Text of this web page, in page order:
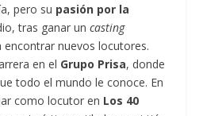
pero su pasión por la
tras ganar uncasting
encontrar nuevos locutores.
en el Grupo Prisa, donde
todo el mundo le conoce. En
como locutor en Los 40